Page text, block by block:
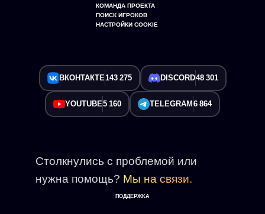
КОМАНДА ПРОЕКТА
ПОИСК ИГРОКОВ
НАСТРОЙКИ COOKIE
ВКОНТАКТЕ143 275 DISCORD48 301
YOUTUBE5 160 TELEGRAM 6 864
Столкнулись с проблемой или
нужна помощь? Мы на связи.
ПОДДЕРЖКА